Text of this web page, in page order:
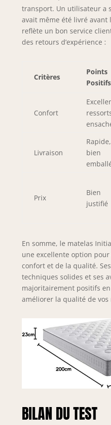
transport. Un utilisateur a
avait même été livré avant
reflète un bon service
des retours d’expérience :
Critères
Points
Positifs
Confort
Livraison
Rapide,
bien
Prix
Bien
justifié
En somme, le matelas
une excellente option
confort et de la qualité.
techniques solides et ses
majoritairement positifs
améliorer la qualité de vos
BILAN DU TEST